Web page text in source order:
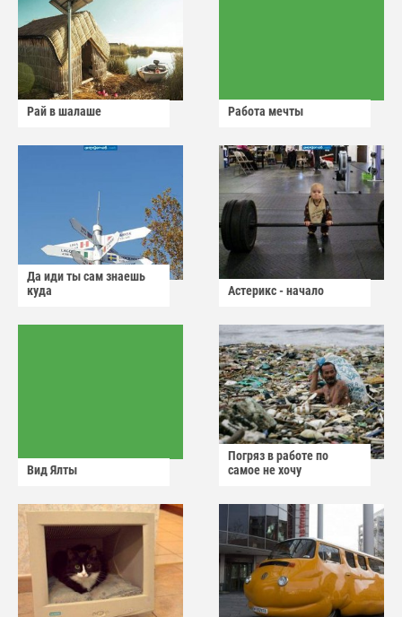
Рай в шалаше Работа мечты
Да иди ты сам знаешь
куда
Астерикс - начало
Вид Ялты
Погряз в работе по
самое не хочу